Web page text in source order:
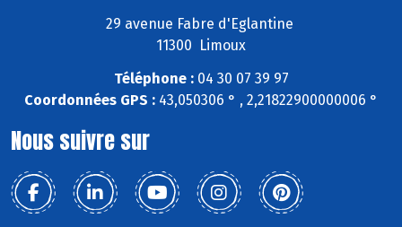
29 avenue Fabre d'Eglantine
11300 Limoux
Téléphone :04 30 07 39 97
Coordonnées GPS : 43,050306 ° , 2,21822900000006 °
Nous suivre sur